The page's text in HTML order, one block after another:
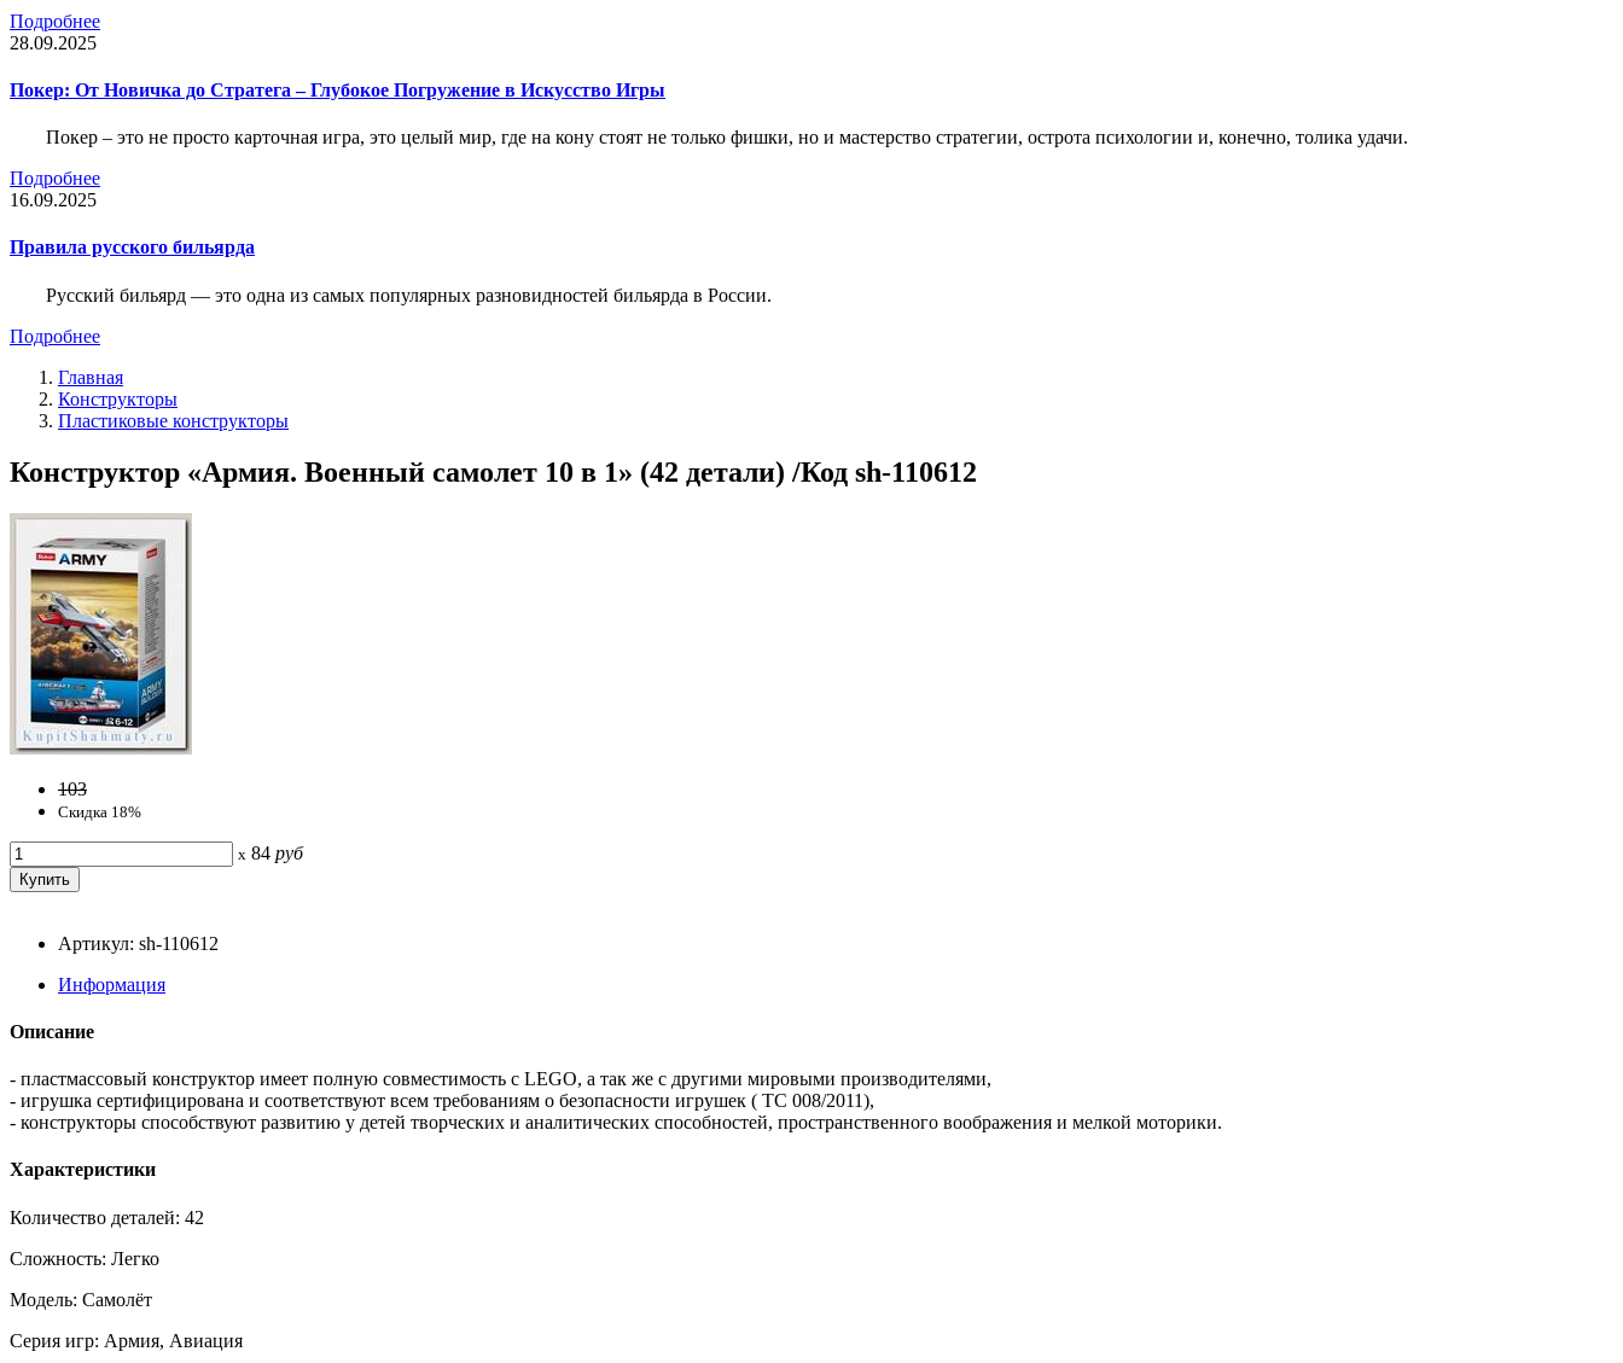
Подробнее
28.09.2025
Покер: От Новичка до Стратега – Глубокое Погружение в Искусство Игры
Покер – это не просто карточная игра, это целый мир, где на кону стоят не только фишки, но и мастерство стратегии, острота психологии и, конечно, толика удачи.
Подробнее
16.09.2025
Правила русского бильярда
Русский бильярд — это одна из самых популярных разновидностей бильярда в России.
Подробнее
Главная
Конструкторы
Пластиковые конструкторы
Конструктор «Армия. Военный самолет 10 в 1» (42 детали) /Код sh-110612
103
Скидка 18%
x 84 руб
Артикул: sh-110612
Информация
Описание
- пластмассовый конструктор имеет полную совместимость с LEGO, а так же с другими мировыми производителями,
- игрушка сертифицирована и соответствуют всем требованиям о безопасности игрушек ( TC 008/2011),
- конструкторы способствуют развитию у детей творческих и аналитических способностей, пространственного воображения и мелкой моторики.
Характеристики
Количество деталей: 42
Сложность: Легко
Модель: Самолёт
Серия игр: Армия, Авиация